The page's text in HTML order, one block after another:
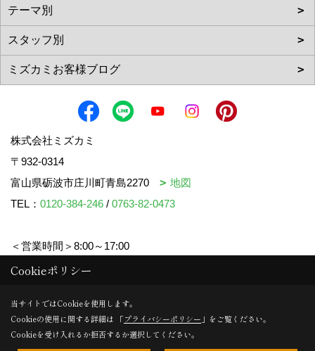
株式会社ミズカミ
〒932-0314
富山県砺波市庄川町青島2270
地図
TEL： 0120-384-246 / 0763-82-0473
＜営業時間＞8:00～17:00
＜定休日＞水曜日・祝日
Copyright (c) mizukami. All Rights Reserved.
Cookieポリシー
当サイトではCookieを使用します。
Cookieの使用に関する詳細は 「プライバシーポリシー 」をご覧ください。
Cookieを受け入れるか拒否するか選択してください。